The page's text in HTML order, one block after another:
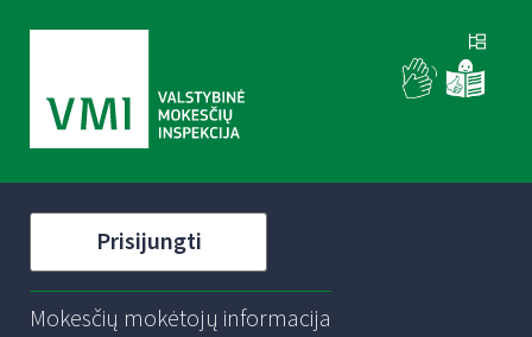
Prisijungti
Mokesčių mokėtojų informacija